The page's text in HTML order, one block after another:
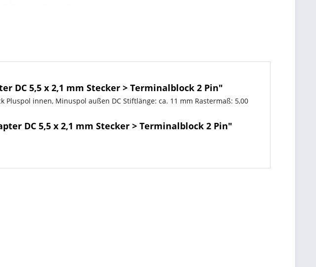
DC 5,5 x 2,1 mm Stecker > Terminalblock 2 Pin"
Pluspol innen, Minuspol außen DC Stiftlänge: ca. 11 mm Rastermaß: 5,00
DC 5,5 x 2,1 mm Stecker > Terminalblock 2 Pin"